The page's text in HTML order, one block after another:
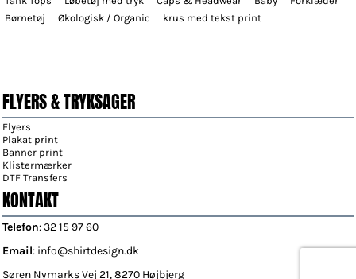
Børnetøj
Økologisk / Organic krus med tekst print
FLYERS & TRYKSAGER
Flyers
Plakat print
Banner print
Klistermærker
DTF Transfers
KONTAKT
Telefon: 32 15 97 60
Email: info@shirtdesign.dk
Søren Nymarks Vej 21, 8270 Højbjerg